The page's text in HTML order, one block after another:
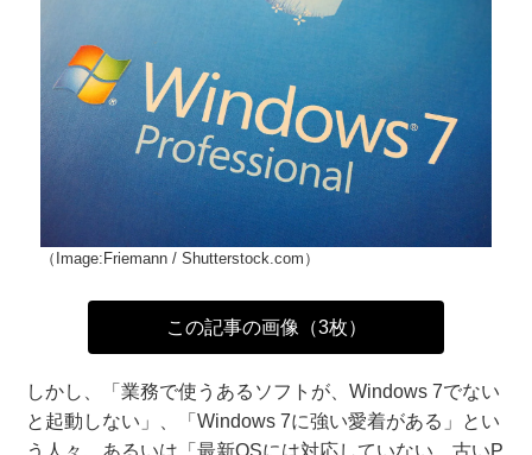
（Image:Friemann / Shutterstock.com）
この記事の画像（3枚）
しかし、「業務で使うあるソフトが、Windows 7でない
と起動しない」、「Windows 7に強い愛着がある」とい
う人々、あるいは「最新OSには対応していない、古いP